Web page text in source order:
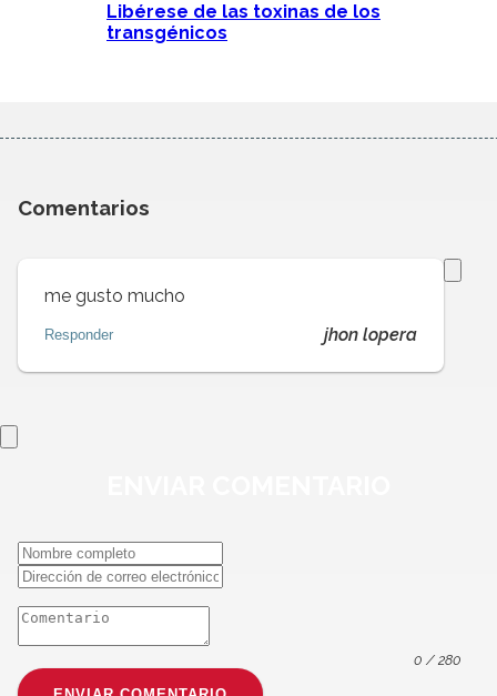
Libérese de las toxinas de los
transgénicos
Comentarios
me gusto mucho
Responder jhon lopera
0 / 280